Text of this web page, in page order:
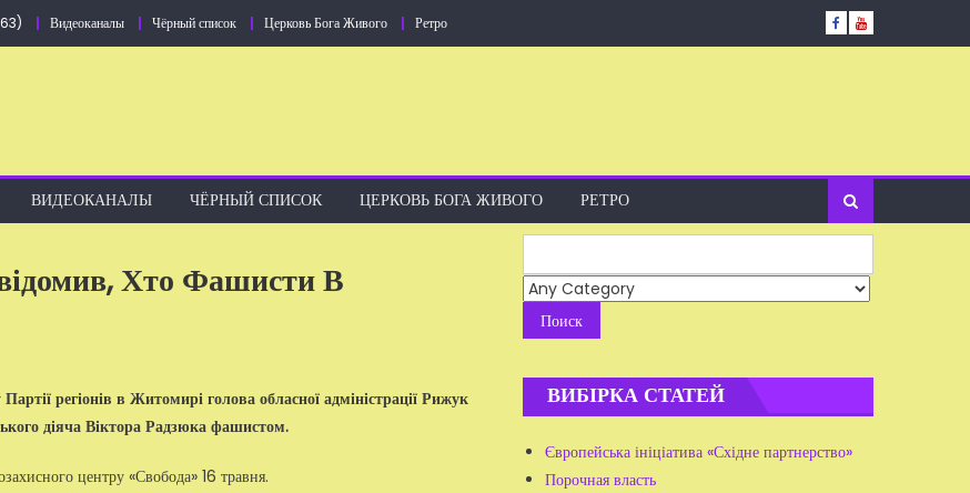
Видеоканалы Чёрный список Церковь Бога Живого Ретро
ВИДЕОКАНАЛЫ ЧЁРНЫЙ СПИСОК ЦЕРКОВЬ БОГА ЖИВОГО РЕТРО
Хто Фашисти В
регіонів в Житомирі голова обласної адміністрації Рижук
діяча Віктора Радзюка фашистом.
центру «Свобода» 16 травня.
for:
ВИБІРКА СТАТЕЙ
Європейська ініціатива «Східне партнерство»
Порочная власть